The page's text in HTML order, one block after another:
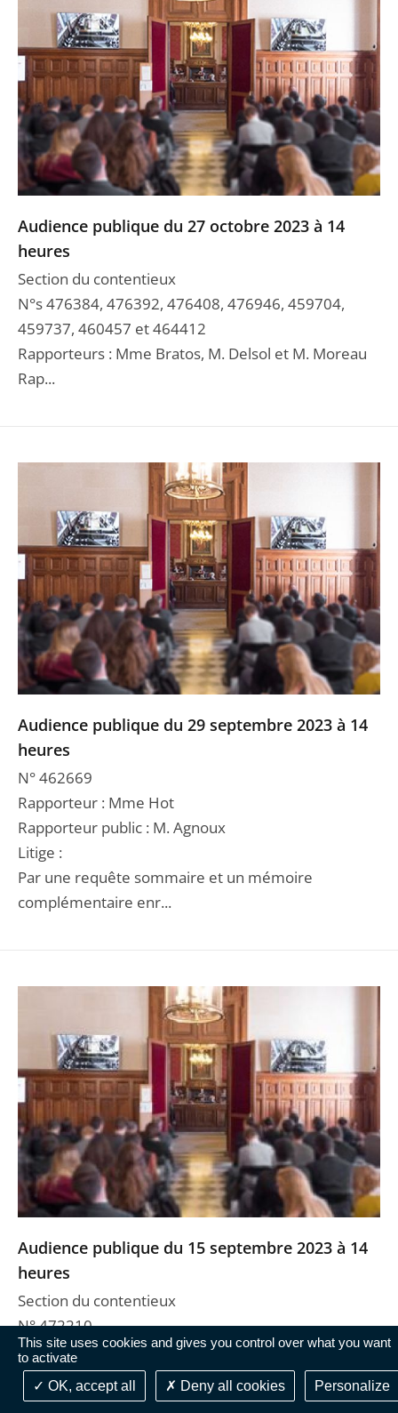
This site uses cookies and gives you control over what you want
to activate
OK, accept all
Deny all cookies Personalize
Audience publique du 27 octobre 2023 à 14
heures
Section du contentieux
N°s 476384, 476392, 476408, 476946, 459704,
459737, 460457 et 464412
Rapporteurs : Mme Bratos, M. Delsol et M. Moreau
Rap...
Audience publique du 29 septembre 2023 à 14
heures
N° 462669
Rapporteur : Mme Hot
Rapporteur public : M. Agnoux
Litige :
Par une requête sommaire et un mémoire
complémentaire enr...
Audience publique du 15 septembre 2023 à 14
heures
Section du contentieux
N° 472210
Rapporteur : Mme Le Tallec
Rapporteur public : M. Boutron
Litiges :